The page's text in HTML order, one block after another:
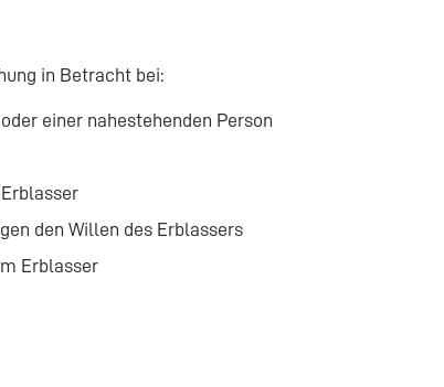
in Betracht bei:
einer nahestehenden Person
den Willen des Erblassers
Erblasser